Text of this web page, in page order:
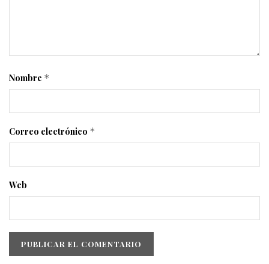
Nombre *
Correo electrónico *
Web